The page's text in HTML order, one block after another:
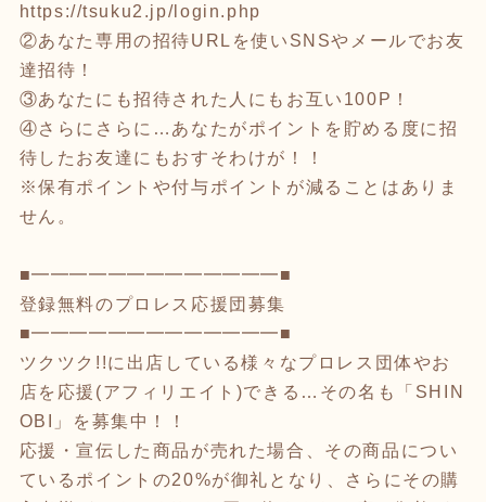
https://tsuku2.jp/login.php
②あなた専用の招待URLを使いSNSやメールでお友
達招待！
③あなたにも招待された人にもお互い100P！
④さらにさらに…あなたがポイントを貯める度に招
待したお友達にもおすそわけが！！
※保有ポイントや付与ポイントが減ることはありま
せん。
■━━━━━━━━━━━━━■
登録無料のプロレス応援団募集
■━━━━━━━━━━━━━■
ツクツク!!に出店している様々なプロレス団体やお
店を応援(アフィリエイト)できる…その名も「SHIN
OBI」を募集中！！
応援・宣伝した商品が売れた場合、その商品につい
ているポイントの20%が御礼となり、さらにその購